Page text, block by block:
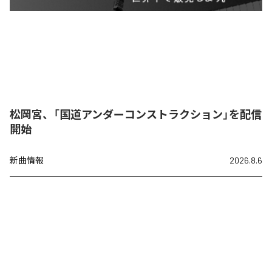
松岡宮、「国道アンダーコンストラクション」を配信
開始
新曲情報 2026.8.6